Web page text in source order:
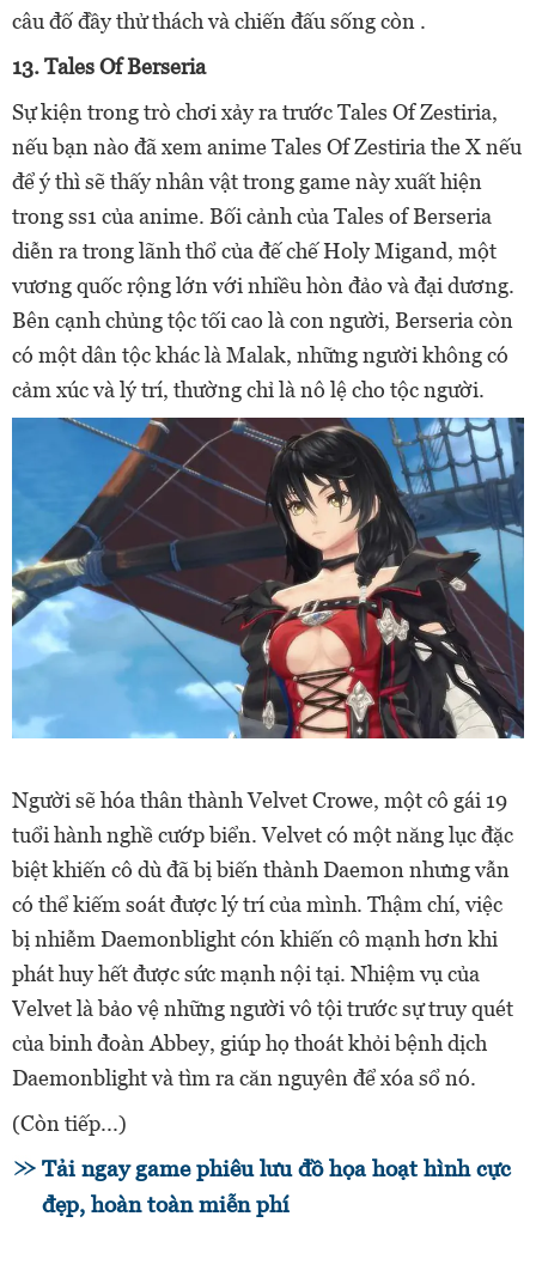
câu đố đầy thử thách và chiến đấu sống còn .
13. Tales Of Berseria
Sự kiện trong trò chơi xảy ra trước Tales Of Zestiria,
nếu bạn nào đã xem anime Tales Of Zestiria the X nếu
để ý thì sẽ thấy nhân vật trong game này xuất hiện
trong ss1 của anime. Bối cảnh của Tales of Berseria
diễn ra trong lãnh thổ của đế chế Holy Migand, một
vương quốc rộng lớn với nhiều hòn đảo và đại dương.
Bên cạnh chủng tộc tối cao là con người, Berseria còn
có một dân tộc khác là Malak, những người không có
cảm xúc và lý trí, thường chỉ là nô lệ cho tộc người.
Người sẽ hóa thân thành Velvet Crowe, một cô gái 19
tuổi hành nghề cướp biển. Velvet có một năng lục đặc
biệt khiến cô dù đã bị biến thành Daemon nhưng vẫn
có thể kiếm soát được lý trí của mình. Thậm chí, việc
bị nhiễm Daemonblight cón khiến cô mạnh hơn khi
phát huy hết được sức mạnh nội tại. Nhiệm vụ của
Velvet là bảo vệ những người vô tội trước sự truy quét
của binh đoàn Abbey, giúp họ thoát khỏi bệnh dịch
Daemonblight và tìm ra căn nguyên để xóa sổ nó.
(Còn tiếp...)
Tải ngay game phiêu lưu đồ họa hoạt hình cực
đẹp, hoàn toàn miễn phí